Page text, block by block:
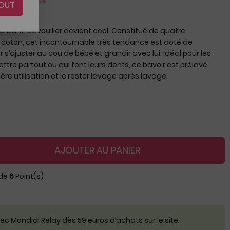
bavouiller devient cool. Constitué de quatre
coton, cet incontournable très tendance est doté de
au cou de bébé et grandir avec lui. Idéal pour les
partout ou qui font leurs dents, ce bavoir est prélavé
utilisation et le rester lavage après lavage.
AJOUTER AU PANIER
6 Point(s)
Mondial Relay dès 59 euros d’achats sur le site.